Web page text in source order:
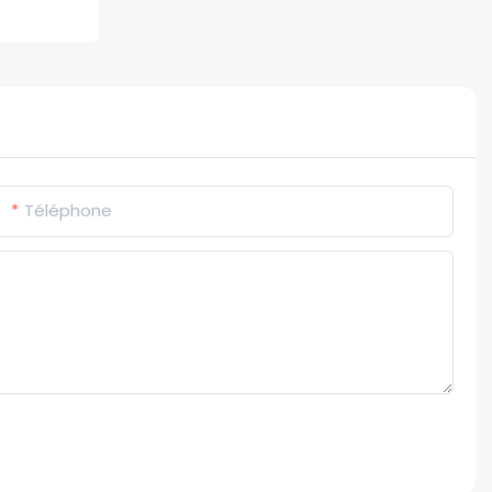
Téléphone